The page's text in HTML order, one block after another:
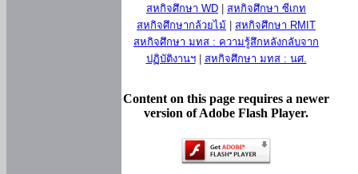
สหกิจศึกษา WD
สหกิจศึกษา ซีเกท
สหกิจศึกษากล้วยไม้
สหกิจศึกษา RMIT
สหกิจศึกษา มทส : ความรู้สึกหลังกลับจาก
ปฏิบัติงานฯ| สหกิจศึกษา มทส : นศ.
Content on this page requires a newer
version of Adobe Flash Player.